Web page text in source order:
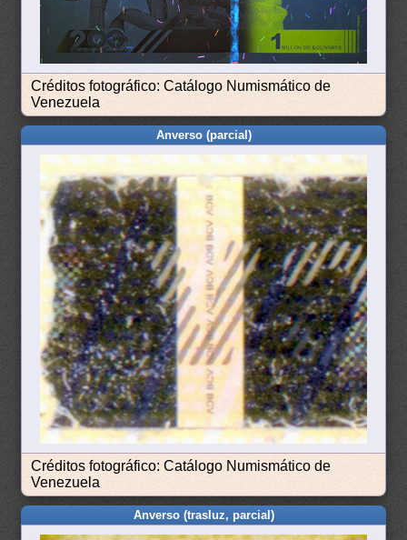
Créditos fotográfico: Catálogo Numismático de
Venezuela
Anverso (parcial)
Créditos fotográfico: Catálogo Numismático de
Venezuela
Anverso (trasluz, parcial)